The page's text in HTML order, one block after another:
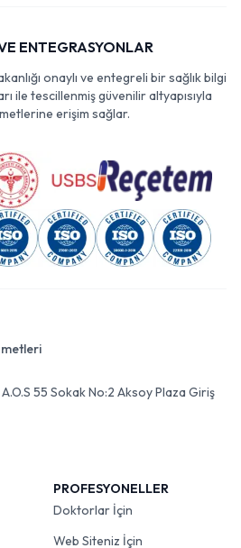
ENTEGRASYONLAR
onaylı ve entegreli bir sağlık bilgi
ile tescillenmiş güvenilir altyapısıyla
erişim sağlar.
55 Sokak No:2 Aksoy Plaza Giriş
PROFESYONELLER
Doktorlar İçin
Web Siteniz İçin